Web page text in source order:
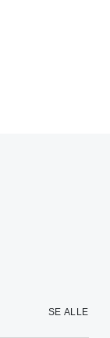
SE ALLE